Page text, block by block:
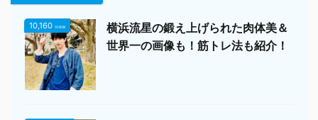
10,160 view
横浜流星の鍛え上げられた肉体美＆
世界一の画像も！筋トレ法も紹介！